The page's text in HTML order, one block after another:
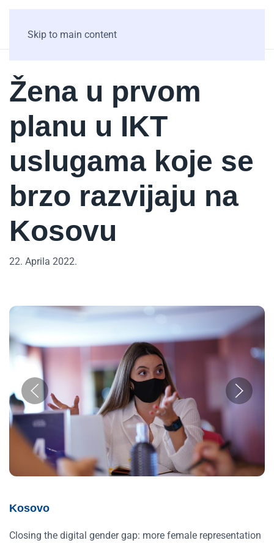
Skip to main content
Žena u prvom
planu u IKT
uslugama koje se
brzo razvijaju na
Kosovu
22. Aprila 2022.
Kosovo
Closing the digital gender gap: more female representation